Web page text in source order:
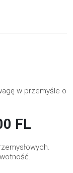
w przemyśle o
FL